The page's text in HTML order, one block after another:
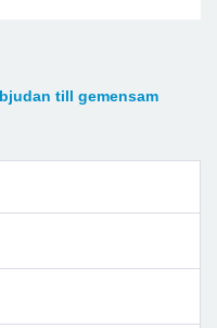
till gemensam